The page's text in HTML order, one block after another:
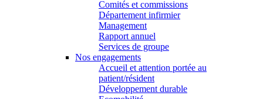
Comités et commissions
Département infirmier
Management
Rapport annuel
Services de groupe
Nos engagements
Accueil et attention portée au
patient/résident
Développement durable